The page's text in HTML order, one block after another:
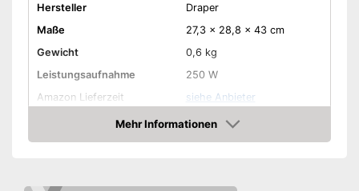
Hersteller
Draper
Maße
27,3 x 28,8 x 43 cm
Gewicht
0,6 kg
Leistungsaufnahme
250 W
Amazon Lieferzeit
siehe Anbieter
Mehr Informationen
Amazon